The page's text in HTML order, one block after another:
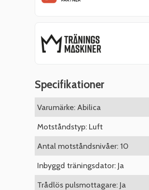
Specifikationer
Varumärke: Abilica
Motståndstyp: Luft
Antal motståndsnivåer: 10
Inbyggd träningsdator: Ja
Trådlös pulsmottagare: Ja